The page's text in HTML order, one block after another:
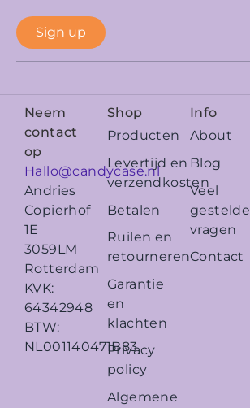
Sign up
Neem
contact
op
Hallo@candycase.nl
Andries
Copierhof
1E
3059LM
Rotterdam
KVK:
64342948
BTW:
NL001140471B83
Shop
Producten
Levertijd en
verzendkosten
Betalen
Ruilen en
retourneren
Garantie
en
klachten
Privacy
policy
Algemene
Info
About
Blog
Veel
gestelde
vragen
Contact